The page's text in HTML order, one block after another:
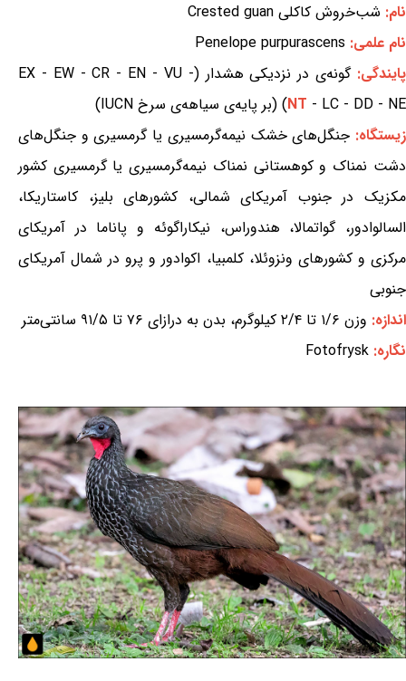
نام: شب‌خروش کاکلی Crested guan
نام علمی: Penelope purpurascens
پایندگی:گونه‌ی در نزدیکی هشدار (EX - EW - CR - EN - VU -
NT - LC - DD - NE) (بر پایه‌ی سیاهه‌ی سرخ IUCN)
زیستگاه: جنگل‌های خشک نیمه‌گرمسیری یا گرمسیری و جنگل‌های
دشت نمناک و کوهستانی نمناک نیمه‌گرمسیری یا گرمسیری کشور
مکزیک در جنوب آمریکای شمالی، کشورهای بلیز، کاستاریکا،
السالوادور، گواتمالا، هندوراس، نیکاراگوئه و پاناما در آمریکای
مرکزی و کشورهای ونزوئلا، کلمبیا، اکوادور و پرو در شمال آمریکای
جنوبی
اندازه: وزن ۱/۶ تا ۲/۴ کیلوگرم، بدن به درازای ۷۶ تا ۹۱/۵ سانتی‌متر
نگاره: Fotofrysk